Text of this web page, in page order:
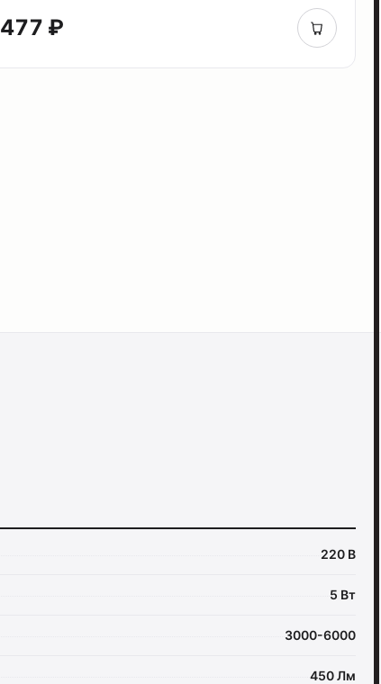
477 ₽
220 В
5 Вт
3000-6000
450 Лм